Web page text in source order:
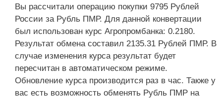
Вы рассчитали операцию покупки 9795 Рублей
России за Рубль ПМР. Для данной конвертации
был использован курс Агропромбанка: 0.2180.
Результат обмена составил 2135.31 Рублей ПМР. В
случае изменения курса результат будет
пересчитан в автоматическом режиме.
Обновление курса производится раз в час. Также у
вас есть возможность обменять Рубль ПМР на